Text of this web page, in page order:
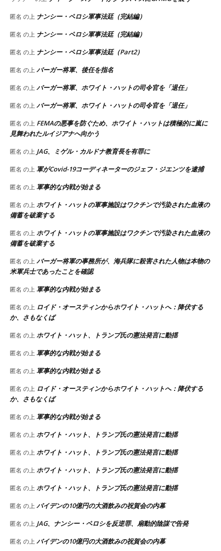
匿名 の上 ナンシー・ペロシ軍事法廷（完結編）
匿名 の上 ナンシー・ペロシ軍事法廷（完結編）
匿名 の上 ナンシー・ペロシ軍事法廷（Part2）
匿名 の上バーガー将軍、後任を指名
匿名 の上バーガー将軍、ホワイト・ハットの司令官を「退任」
匿名 の上バーガー将軍、ホワイト・ハットの司令官を「退任」
匿名 の上 FEMAの悪事を防ぐため、ホワイト・ハットは積極的に嵐に
見舞われたルイジアナへ向かう
匿名 の上 JAG、ミゲル・カルドナ教育長を有罪に
匿名 の上軍がCovid-19コーディネーターのジェフ・ジエンツを逮捕
匿名 の上軍事的な内戦が始まる
匿名 の上ホワイト・ハットの軍事施設はワクチンで汚染された血液の
備蓄を破棄する
匿名 の上ホワイト・ハットの軍事施設はワクチンで汚染された血液の
備蓄を破棄する
匿名 の上バーガー将軍の事務所が、海兵隊に殺害された人物は本物の
米軍兵士であったことを確認
匿名 の上軍事的な内戦が始まる
匿名 の上 ロイド・オースティンからホワイト・ハットへ：降伏する
か、さもなくば
匿名 の上ホワイト・ハット、トランプ氏の憲法発言に動揺
匿名 の上軍事的な内戦が始まる
匿名 の上軍事的な内戦が始まる
匿名 の上 ロイド・オースティンからホワイト・ハットへ：降伏する
か、さもなくば
匿名 の上軍事的な内戦が始まる
匿名 の上ホワイト・ハット、トランプ氏の憲法発言に動揺
匿名 の上ホワイト・ハット、トランプ氏の憲法発言に動揺
匿名 の上ホワイト・ハット、トランプ氏の憲法発言に動揺
匿名 の上ホワイト・ハット、トランプ氏の憲法発言に動揺
匿名 の上バイデンの10億円の大酒飲みの祝賀会の内幕
匿名 の上 JAG、ナンシー・ペロシを反逆罪、扇動的陰謀で告発
匿名 の上バイデンの10億円の大酒飲みの祝賀会の内幕